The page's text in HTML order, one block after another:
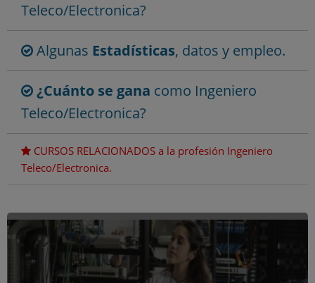
Teleco/Electronica?
Algunas Estadísticas, datos y empleo.
¿Cuánto se gana como Ingeniero
Teleco/Electronica?
CURSOS RELACIONADOS a la profesión Ingeniero
Teleco/Electronica.